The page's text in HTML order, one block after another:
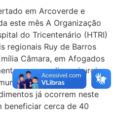
em Arcoverde e
este mês A Organização
do Tricentenário (HTRI)
regionais Ruy de Barros
Câmara, em Afogados
para realizar cirurgias
chamado de
já ocorrem neste
beneficiar cerca de 40